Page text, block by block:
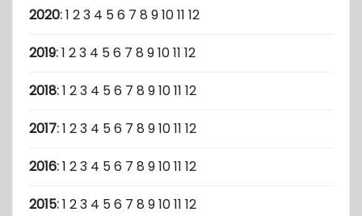
2020:1 23 4 56 7 8 91011 12
2019:1 23 4 56 7 8 91011 12
2018:1 23 4 56 7 8 91011 12
2017:1 23 4 56 7 8 91011 12
2016:1 23 4 56 7 8 91011 12
2015:1 23 4 56 7 8 91011 12